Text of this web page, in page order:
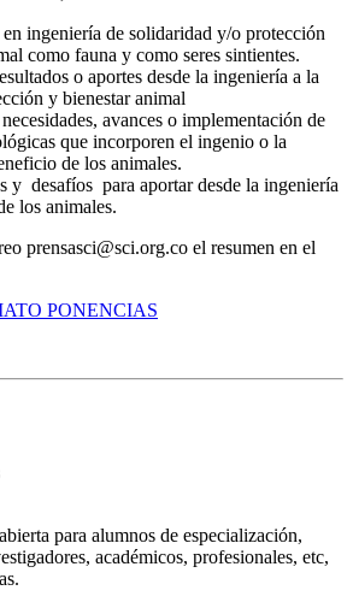
ingeniería de solidaridad y/o protección
como fauna y como seres sintientes.
o aportes desde la ingeniería a la
y bienestar animal
avances o implementación de
que incorporen el ingenio o la
de los animales.
y desafíos para aportar desde la ingeniería
los animales.
prensasci@sci.org.co el resumen en el
PONENCIAS
para alumnos de especialización,
académicos, profesionales, etc,